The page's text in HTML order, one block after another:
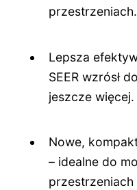
przestrzeniach.
Lepsza
SEER wzrósł
jeszcze więcej.
Nowe,
– idealne do
przestrzeniach